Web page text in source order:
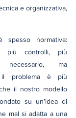
e organizzativa,
spesso normativa:
più controlli, più
necessario, ma
il problema è più
il nostro modello
su un’idea di
mal si adatta a una